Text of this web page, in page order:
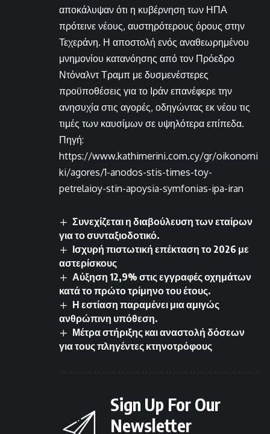
αποκάλυψαν ότι η κυβέρνηση των ΗΠΑ
πρότεινε νέους, αυστηρότερους όρους στην
Τεχεράνη. Η αποστολή ενός αναθεωρημένου
μνημονίου κατανόησης από τον Πρόεδρο
Ντόναλντ Τραμπ με δυσμενέστερες
προϋποθέσεις για το Ιράν επανέφερε την
ανησυχία στις αγορές, οδηγώντας εκ νέου τις
τιμές των καυσίμων σε υψηλότερα επίπεδα.
Πηγή:
https://www.kathimerini.com.cy/gr/oikonomi
ki/agores/1-anodos-stis-times-toy-
petrelaioy-stin-apoysia-symfonias-ipa-iran
Συνεχίζεται η διαβούλευση των εταίρων
για το συνταξιοδοτικό.
Ισχυρή πιστωτική επέκταση το 2026 με
αστερίσκους
Αύξηση 12,9% στις εγγραφές οχημάτων
κατά το πρώτο τρίμηνο του έτους.
Η εστίαση παραμένει μια αμιγώς
ανθρώπινη υπόθεση.
Μέτρα στήριξης και αναστολή δόσεων
για τους πληγέντες κτηνοτρόφους
Sign Up For Our
Newsletter